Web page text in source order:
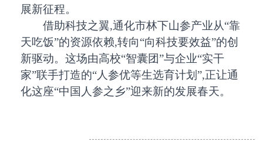
展新征程。
借助科技之翼,通化市林下山参产业从“靠
天吃饭”的资源依赖,转向“向科技要效益”的创
新驱动。这场由高校“智囊团”与企业“实干
家”联手打造的“人参优等生选育计划”,正让通
化这座“中国人参之乡”迎来新的发展春天。